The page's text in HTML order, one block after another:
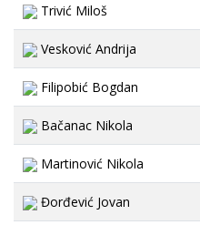
Trivić Miloš
Vesković Andrija
Filipobić Bogdan
Bačanac Nikola
Martinović Nikola
Đorđević Jovan